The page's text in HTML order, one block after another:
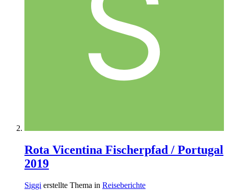
Rota Vicentina Fischerpfad / Portugal
2019
Siggi erstellte Thema in Reiseberichte